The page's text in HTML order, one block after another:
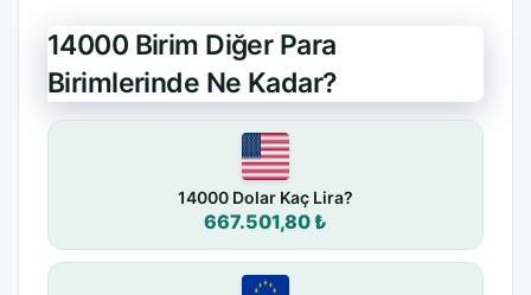
14000 Birim Diğer Para
Birimlerinde Ne Kadar?
14000 Dolar Kaç Lira?
667.501,80 ₺